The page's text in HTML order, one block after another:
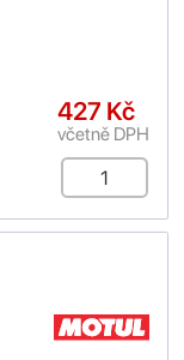
427 Kč
včetně DPH